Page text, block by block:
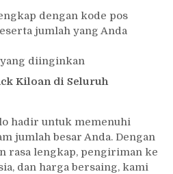
dengan kode pos
jumlah yang Anda
diinginkan
Kiloan di Seluruh
hadir untuk memenuhi
jumlah besar Anda. Dengan
rasa lengkap, pengiriman ke
dan harga bersaing, kami